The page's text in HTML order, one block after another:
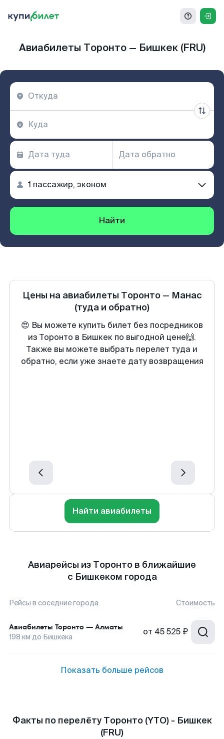
Авиабилеты Торонто — Бишкек (FRU)
Найти
Цены на авиабилеты Торонто— Манас
(туда и обратно)
😍 Вы можете купить билет без посредников
из Торонто в Бишкек по выгодной цене🙌.
Также вы можете выбрать перелет туда и
обратно, если уже знаете дату возвращения
Найти авиабилеты
Авиарейсы из Торонто в ближайшие
с Бишкеком города
Рейсы в соседние города Стоимость
Авиабилеты Торонто — Алматы
198 км до Бишкека от 45 525 ₽
Показать больше рейсов
Факты по перелёту Торонто (YTO) - Бишкек
(FRU)